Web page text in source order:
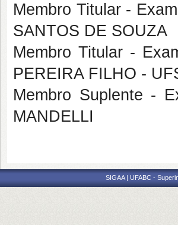
Membro Titular -
SANTOS DE SOUZA
Membro Titular -
PEREIRA FILHO -
Membro Suplente -
MANDELLI
SIGAA | UFABC -